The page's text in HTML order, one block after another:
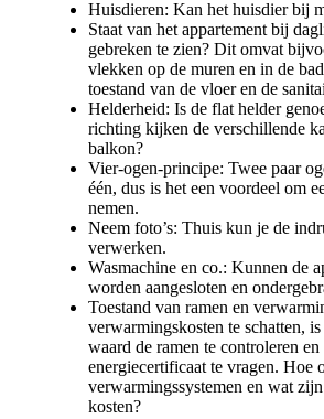
Huisdieren: Kan het huisdier bij
Staat van het appartement bij
gebreken te zien? Dit omvat
vlekken op de muren en in de
toestand van de vloer en de
Helderheid: Is de flat helder
richting kijken de verschillende
balkon?
Vier-ogen-principe: Twee paar
één, dus is het een voordeel om
nemen.
Neem foto’s: Thuis kun je de
verwerken.
Wasmachine en co.: Kunnen de
worden aangesloten en
Toestand van ramen en
verwarmingskosten te schatten,
waard de ramen te controleren en
energiecertificaat te vragen. Hoe
verwarmingssystemen en wat
kosten?